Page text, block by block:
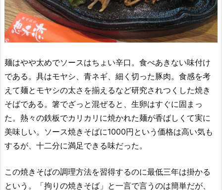
麺はやや太めでソースはちょい辛口。食べあきない味付け
である。具はモヤシ、青ネギ、細く切った豚肉。食感を考
えて麺とモヤシの太さを揃えるなど研究されつくした焼き
そばである。箸でざっと混ぜると、生卵はすぐに固まっ
た。熱々の鉄板でカリカリに焼かれた麺が香ばしくて実に
美味しい。ソース焼きそばに1000円という価格は高い気も
するが、十二分に満足できる味だった。
この焼きそばの調理方法を習得するのに最低三年は掛かる
という。「拘りの焼きそば」と一言で言うのは簡単だが、